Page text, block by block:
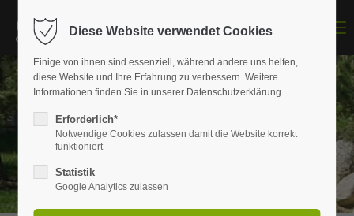
Diese Website verwendet Cookies
Einige von ihnen sind essenziell, während andere uns helfen,
diese Website und Ihre Erfahrung zu verbessern. Weitere
Informationen finden Sie in unserer Datenschutzerklärung.
Erforderlich*
Notwendige Cookies zulassen damit die Website korrekt
funktioniert
Statistik
Google Analytics zulassen